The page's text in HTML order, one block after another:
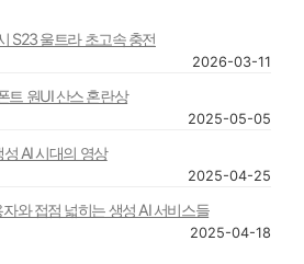
S23 울트라 초고속 충전
2026-03-11
트 원UI 산스 혼란상
2025-05-05
AI 시대의 영상
2025-04-25
와 접점 넓히는 생성 AI 서비스들
2025-04-18